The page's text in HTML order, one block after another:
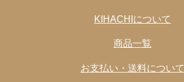
KIHACHIについて
商品一覧
お支払い・送料について